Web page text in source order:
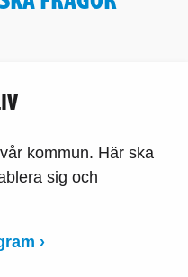
kommun. Här ska
sig och
›